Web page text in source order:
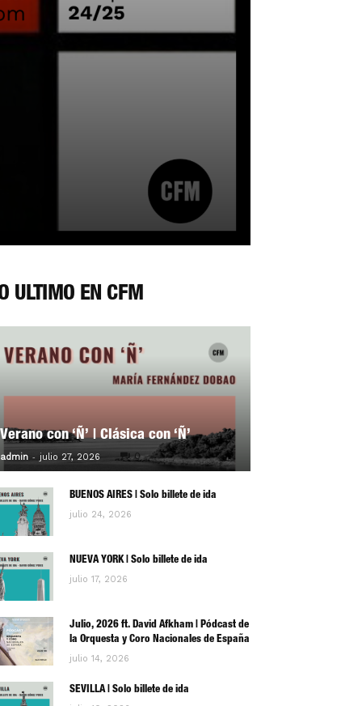
ÚLTIMO EN CFM
Verano con ‘Ñ’ | Clásica con ‘Ñ’
admin - julio 27, 2026 0
BUENOS AIRES | Solo billete de ida
julio 24, 2026
NUEVA YORK | Solo billete de ida
julio 17, 2026
Julio, 2026 ft. David Afkham | Pódcast de
la Orquesta y Coro Nacionales de España
julio 14, 2026
SEVILLA | Solo billete de ida